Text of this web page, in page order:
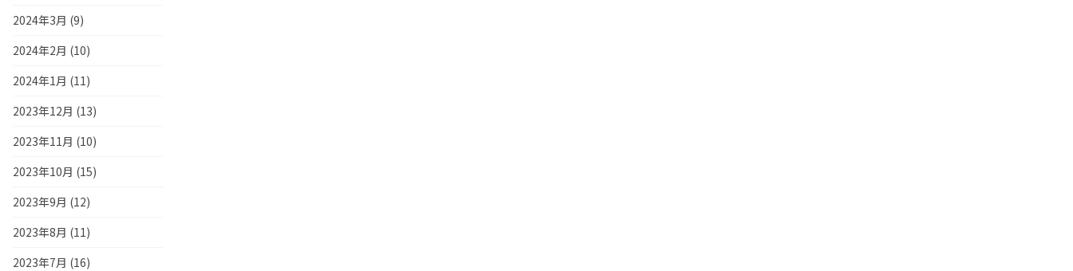
2024年3月 (9)
2024年2月 (10)
2024年1月 (11)
2023年12月 (13)
2023年11月 (10)
2023年10月 (15)
2023年9月 (12)
2023年8月 (11)
2023年7月 (16)